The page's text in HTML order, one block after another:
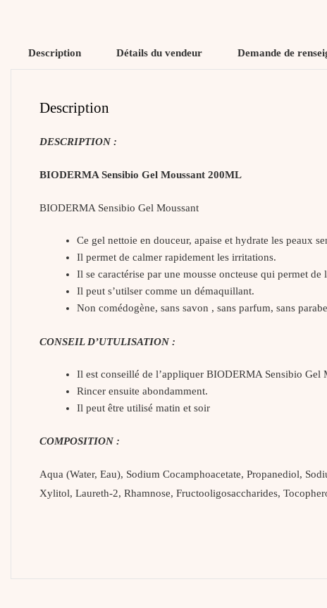
Description Détails du vendeur Demande de
Description
DESCRIPTION :
BIODERMA Sensibio Gel Moussant 200ML
BIODERMA Sensibio Gel Moussant
Ce gel nettoie en douceur, apaise et hydrate les peaux
Il permet de calmer rapidement les irritations.
Il se caractérise par une mousse oncteuse qui permet
Il peut s’utilser comme un démaquillant.
Non comédogène, sans savon , sans parfum, sans
CONSEIL D’UTULISATION :
Il est conseillé de l’appliquer BIODERMA Sensibio
Rincer ensuite abondamment.
Il peut être utilisé matin et soir
COMPOSITION :
Aqua (Water, Eau), Sodium Cocamphoacetate, Propanediol,
Xylitol, Laureth-2, Rhamnose, Fructooligosaccharides,